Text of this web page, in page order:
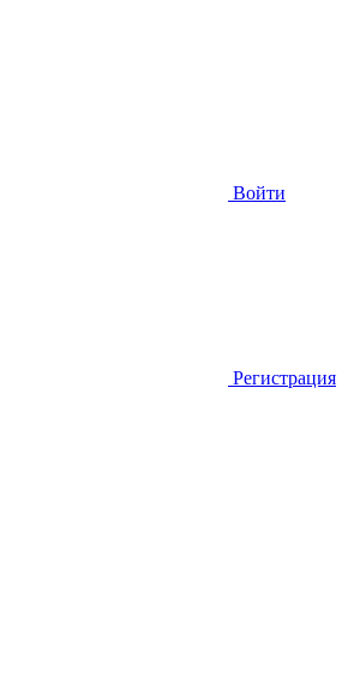
Войти
Регистрация